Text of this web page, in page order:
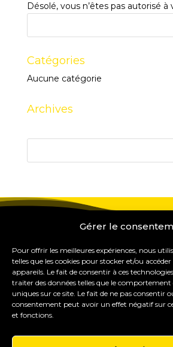
Gérer le
Pour offrir les meilleures expériences, nous
telles que les cookies pour stocker et/ou
appareils. Le fait de consentir à ces
traiter des données telles que le
uniques sur ce site. Le fait de ne pas consentir
consentement peut avoir un effet négatif sur
et fonctions.
Désolé, vous n’êtes pas autorisé
Catégories
Aucune catégorie
Archives